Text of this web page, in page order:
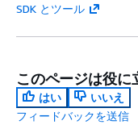
SDK とツール
このページは役に
はい
いいえ
フィードバックを送信